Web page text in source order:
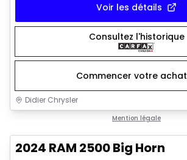
Voir les détails
Consultez l'historique
Commencer votre achat
Didier Chrysler
Mention légale
2024 RAM 2500 Big Horn